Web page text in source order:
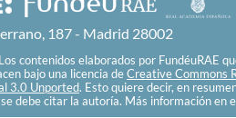
187 - Madrid 28002
contenidos elaborados por FundéuRAE
bajo una licencia de Creative Commons
3.0 Unported. Esto quiere decir, en
debe citar la autoría. Más información en